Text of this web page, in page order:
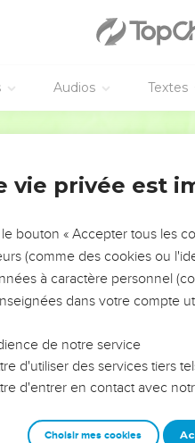
Audios Textes
DE L’ANNÉE !
LES VOTRES ?
leur impact, leur foi ou leur
qu'ils ont traversés, alors même
responsables reviennent sur les
avec plus de sagesse afin
une équipe, un groupe
vie privée est
bouton « Accepter tous les
(comme des cookies ou
à caractère personnel
dans votre compte
de notre service
d'utiliser des services tiers
d'entrer en contact avec
Choisir mes cookies